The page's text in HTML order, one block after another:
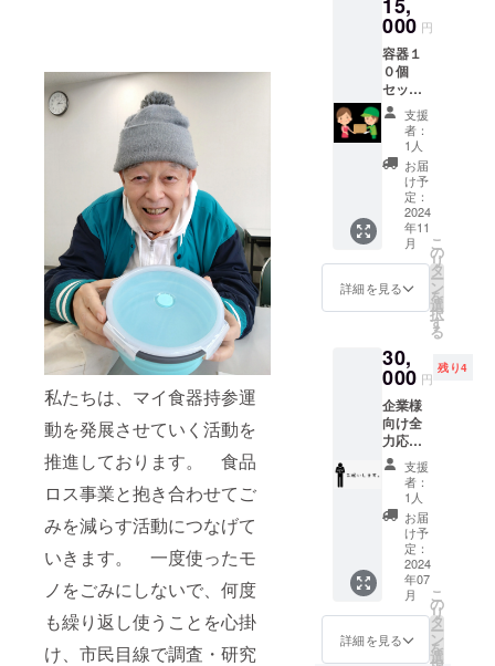
私たちは、マイ食器持参運
動を発展させていく活動を
推進しております。 食品
ロス事業と抱き合わせてご
みを減らす活動につなげて
いきます。 一度使ったモ
ノをごみにしないで、何度
も繰り返し使うことを心掛
け、市民目線で調査・研究
ど各地
で開催
してい
ます。
「みん
なの小
さなエ
コを大
きなコ
エに」
環境保
全とそ
の啓
発、そ
して子
ちが輝
ける未
指して
いま
す。
15,
000 円
容器１
０個
セット
お届け
しま
す。 マ
イ食器
持参啓
発活動
を広め
てくだ
さい！
ご希望
の場所
へ発送
させて
きま
す。 ご
来館・
手渡し
も可能
です。
支援
者：
1人
お届
け予
定：
2024
年11
月
詳細を見る
こ
の
リ
タ
ー
ン
を
選
択
す
る
30,
000 円
残り4
企業様
向け全
力応援
コース
お手紙
で御礼
させて
いただ
きま
す。 く
るくる
プラザ
イベン
ト時(１
０月１
支援
者：
1人
お届
け予
定：
2024
年07
月
詳細を見る
こ
の
リ
タ
ー
ン
を
選